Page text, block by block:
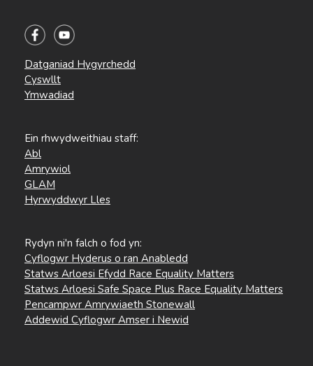
Datganiad Hygyrchedd
Cyswllt
Ymwadiad
Ein rhwydweithiau staff:
Abl
Amrywiol
GLAM
Hyrwyddwyr Lles
Rydyn ni'n falch o fod yn:
Cyflogwr Hyderus o ran Anabledd
Statws Arloesi Efydd Race Equality Matters
Statws Arloesi Safe Space Plus Race Equality Matters
Pencampwr Amrywiaeth Stonewall
Addewid Cyflogwr Amser i Newid